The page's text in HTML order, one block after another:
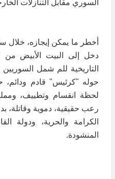
السوري مقابل التنازلات
أخطر ما يمكن إيجازه، خلال
دخل إلى البيت الأبيض من
التاريخية للم شمل
حوله "كرئيس" قادم ودائم،
لحظة انقسام وتطييف،
رعب حقيقية، دموية وقاتلة،
الكرامة والحرية، ودولة
المنشودة.